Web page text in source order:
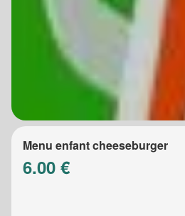
Menu enfant cheeseburger
6.00 €